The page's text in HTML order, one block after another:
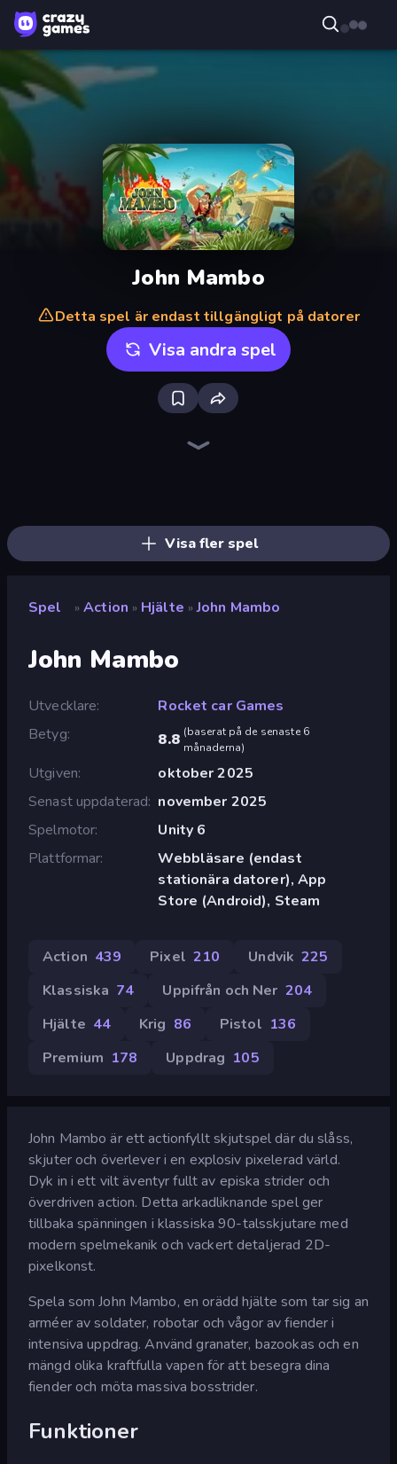
John Mambo
Detta spel är endast tillgängligt på datorer
Visa andra spel
Visa fler spel
Spel » Action » Hjälte » John Mambo
John Mambo
Utvecklare
Rocket car Games
Betyg
8.8 (baserat på de senaste 6
månaderna)
Utgiven
oktober 2025
Senast uppdaterad november 2025
Spelmotor
Unity 6
Plattformar
Webbläsare (endast
stationära datorer), App
Store (Android), Steam
Action 439 Pixel 210 Undvik 225
Klassiska 74 Uppifrån och Ner 204
Hjälte 44 Krig 86 Pistol 136
Premium 178 Uppdrag 105
John Mambo är ett actionfyllt skjutspel där du slåss,
skjuter och överlever i en explosiv pixelerad värld.
Dyk in i ett vilt äventyr fullt av episka strider och
överdriven action. Detta arkadliknande spel ger
tillbaka spänningen i klassiska 90-talsskjutare med
modern spelmekanik och vackert detaljerad 2D-
pixelkonst.
Spela som John Mambo, en orädd hjälte som tar sig an
arméer av soldater, robotar och vågor av fiender i
intensiva uppdrag. Använd granater, bazookas och en
mängd olika kraftfulla vapen för att besegra dina
fiender och möta massiva bosstrider.
Funktioner